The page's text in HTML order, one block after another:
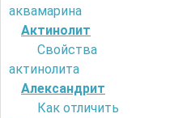
аквамарина
Актинолит
Свойства
актинолита
Александрит
Как отличить